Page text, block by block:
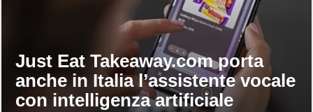
Just Eat Takeaway.com porta
anche in Italia l’assistente vocale
con intelligenza artificiale